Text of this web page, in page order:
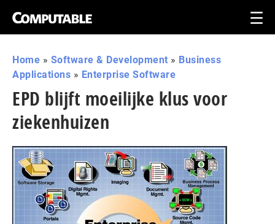
Home » Software & Development » Business
Applications » Enterprise Software
EPD blijft moeilijke klus voor
ziekenhuizen